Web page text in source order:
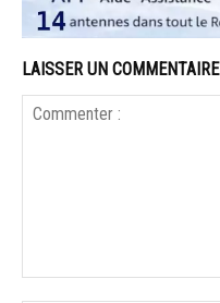
LAISSER UN COMMENTAIRE